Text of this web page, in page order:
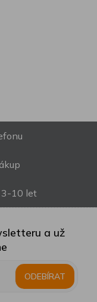
3-10 let
a už
ODEBÍRAT